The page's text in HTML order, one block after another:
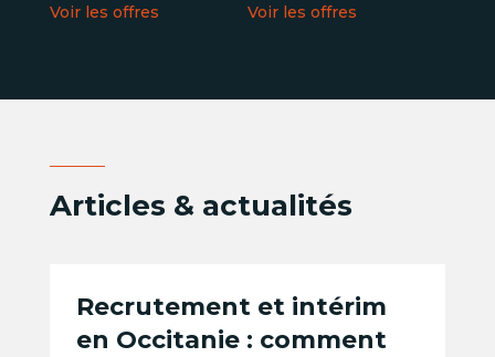
Voir les offres Voir les offres
Articles & actualités
Recrutement et intérim
en Occitanie : comment